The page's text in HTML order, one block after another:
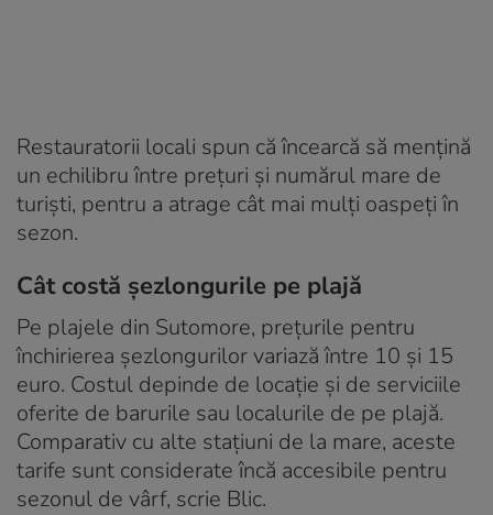
Restauratorii locali spun că încearcă să mențină
un echilibru între prețuri și numărul mare de
turiști, pentru a atrage cât mai mulți oaspeți în
sezon.
Cât costă șezlongurile pe plajă
Pe plajele din Sutomore, prețurile pentru
închirierea șezlongurilor variază între 10 și 15
euro. Costul depinde de locație și de serviciile
oferite de barurile sau localurile de pe plajă.
Comparativ cu alte stațiuni de la mare, aceste
tarife sunt considerate încă accesibile pentru
sezonul de vârf, scrie Blic.